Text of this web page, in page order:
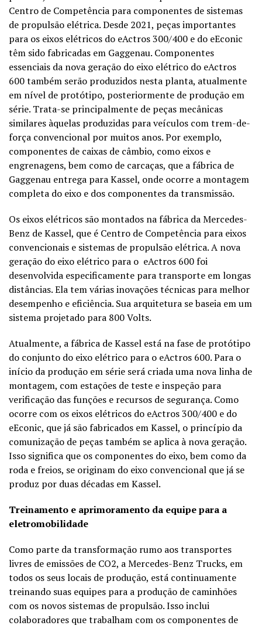
Centro de Competência para componentes de sistemas
de propulsão elétrica. Desde 2021, peças importantes
para os eixos elétricos do eActros 300/400 e do eEconic
têm sido fabricadas em Gaggenau. Componentes
essenciais da nova geração do eixo elétrico do eActros
600 também serão produzidos nesta planta, atualmente
em nível de protótipo, posteriormente de produção em
série. Trata-se principalmente de peças mecânicas
similares àquelas produzidas para veículos com trem-de-
força convencional por muitos anos. Por exemplo,
componentes de caixas de câmbio, como eixos e
engrenagens, bem como de carcaças, que a fábrica de
Gaggenau entrega para Kassel, onde ocorre a montagem
completa do eixo e dos componentes da transmissão.
Os eixos elétricos são montados na fábrica da Mercedes-
Benz de Kassel, que é Centro de Competência para eixos
convencionais e sistemas de propulsão elétrica. A nova
geração do eixo elétrico para o eActros 600 foi
desenvolvida especificamente para transporte em longas
distâncias. Ela tem várias inovações técnicas para melhor
desempenho e eficiência. Sua arquitetura se baseia em um
sistema projetado para 800 Volts.
Atualmente, a fábrica de Kassel está na fase de protótipo
do conjunto do eixo elétrico para o eActros 600. Para o
início da produção em série será criada uma nova linha de
montagem, com estações de teste e inspeção para
verificação das funções e recursos de segurança. Como
ocorre com os eixos elétricos do eActros 300/400 e do
eEconic, que já são fabricados em Kassel, o princípio da
comunização de peças também se aplica à nova geração.
Isso significa que os componentes do eixo, bem como da
roda e freios, se originam do eixo convencional que já se
produz por duas décadas em Kassel.
Treinamento e aprimoramento da equipe para a
eletromobilidade
Como parte da transformação rumo aos transportes
livres de emissões de CO2, a Mercedes-Benz Trucks, em
todos os seus locais de produção, está continuamente
treinando suas equipes para a produção de caminhões
com os novos sistemas de propulsão. Isso inclui
colaboradores que trabalham com os componentes de